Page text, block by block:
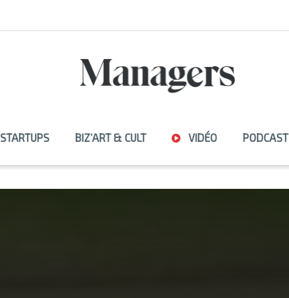
STARTUPS BIZ’ART & CULT VIDÉO PODCAST